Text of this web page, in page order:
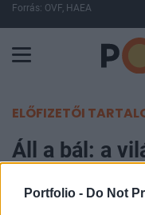
Portfolio - Do Not
Forrás: OVF, HAEA
ELŐFIZETŐI
Áll a bál: a
bűnözőinek
az amerikai